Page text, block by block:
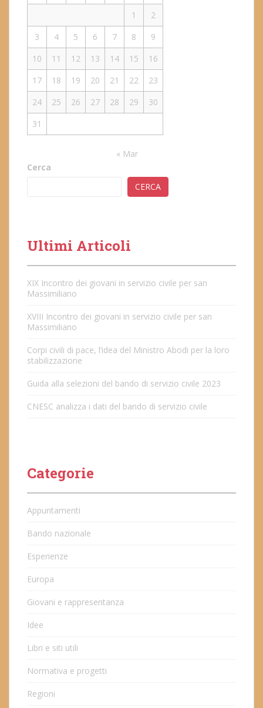
1
2
3
4 5 6 7 8
9
10
11 12 13 14 15
16
17
18 19 20 21 22
23
24
25 26 27 28 29
30
31
« Mar
Cerca
CERCA
Ultimi Articoli
XIX Incontro dei giovani in servizio civile per san
Massimiliano
XVIII Incontro dei giovani in servizio civile per san
Massimiliano
Corpi civili di pace, l’idea del Ministro Abodi per la loro
stabilizzazione
Guida alla selezioni del bando di servizio civile 2023
CNESC analizza i dati del bando di servizio civile
Categorie
Appuntamenti
Bando nazionale
Esperienze
Europa
Giovani e rappresentanza
Idee
Libri e siti utili
Normativa e progetti
Regioni